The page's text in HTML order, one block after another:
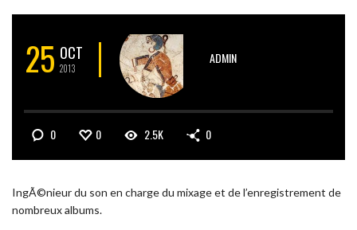
25 OCT
2013
ADMIN
0 0 2.5K 0
IngÃ©nieur du son en charge du mixage et de l’enregistrement de
nombreux albums.